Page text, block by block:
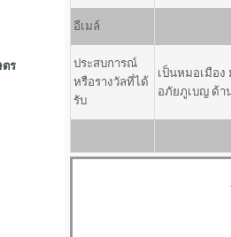
ตร
อีเมล์
ประสบการณ์
หรือรางวัลที่ได้
รับ
เป็นหมอเมือง
อภัยภูเบญ ด้า